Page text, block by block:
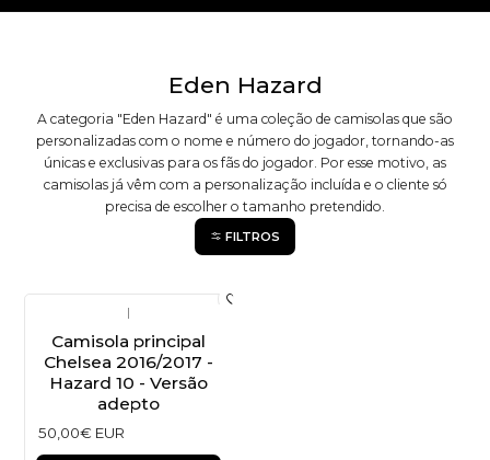
Eden Hazard
A categoria "Eden Hazard" é uma coleção de camisolas que são
personalizadas com o nome e número do jogador, tornando-as
únicas e exclusivas para os fãs do jogador. Por esse motivo, as
camisolas já vêm com a personalização incluída e o cliente só
precisa de escolher o tamanho pretendido.
FILTROS
|
Camisola principal
Chelsea 2016/2017 -
Hazard 10 - Versão
adepto
50,00€ EUR